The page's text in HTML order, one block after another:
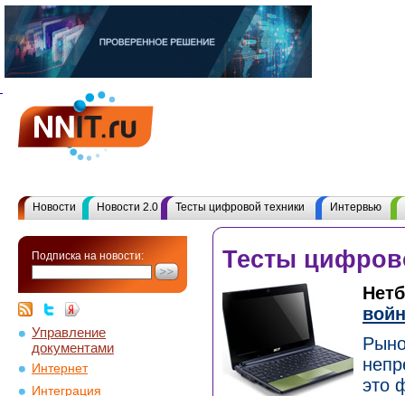
Новости Новости 2.0 Тесты цифровой техники Интервью
Подписка на новости:
Управление
документами
Интернет
Интеграция
Тесты
это